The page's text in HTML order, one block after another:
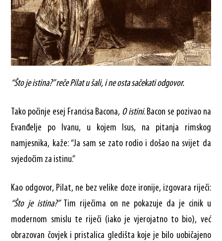
“Što je istina?” reče Pilat u šali, i ne osta sačekati odgovor.
Tako počinje esej Francisa Bacona, O istini. Bacon se pozivao na
Evanđelje po Ivanu, u kojem Isus, na pitanja rimskog
namjesnika, kaže: “Ja sam se zato rodio i došao na svijet da
svjedočim za istinu.”
Kao odgovor, Pilat, ne bez velike doze ironije, izgovara riječi:
“Što je istina?”Tim riječima on ne pokazuje da je cinik u
modernom smislu te riječi (iako je vjerojatno to bio), već
obrazovan čovjek i pristalica gledišta koje je bilo uobičajeno